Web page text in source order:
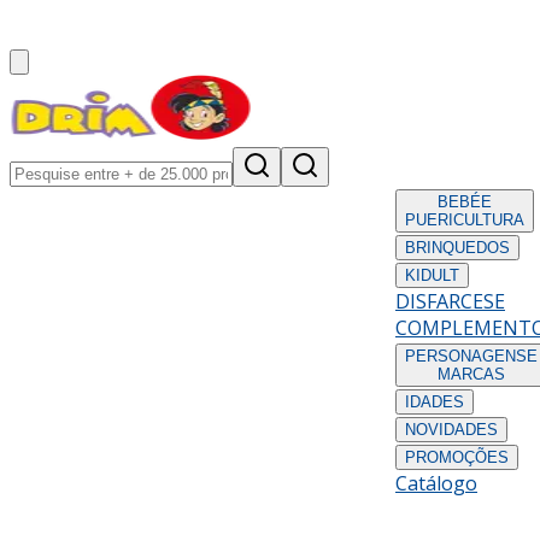
BEBÉE
PUERICULTURA
BRINQUEDOS
KIDULT
DISFARCESE
PERSONAGENS E
MARCAS
IDADES
NOVIDADES
PROMOÇÕES
Catálogo